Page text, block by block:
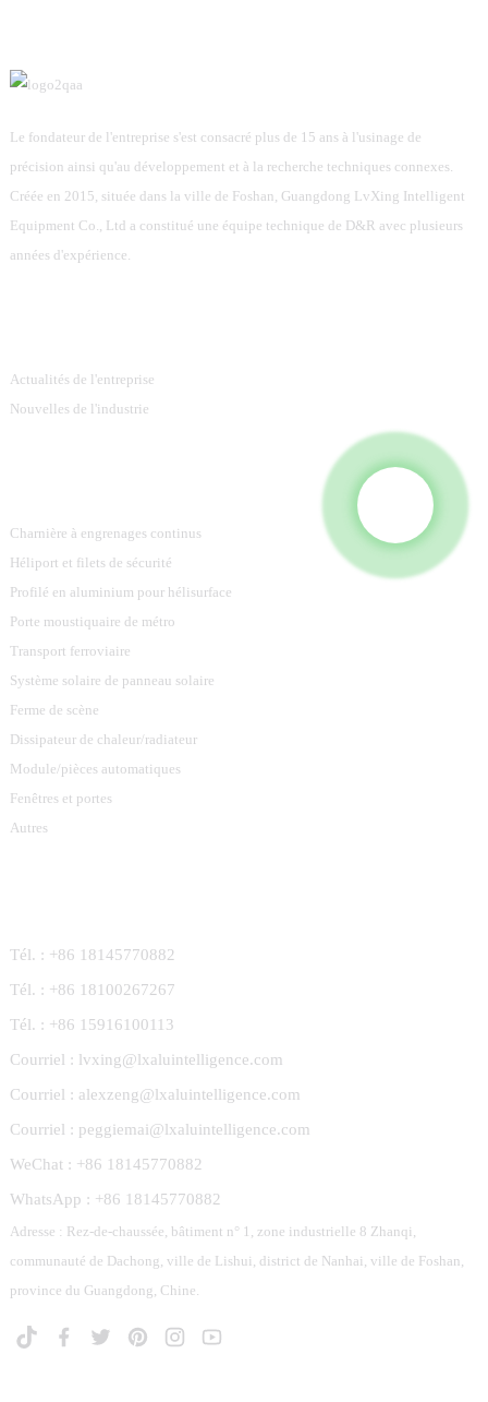
Le fondateur de l'entreprise s'est consacré plus de 15 ans à l'usinage de
précision ainsi qu'au développement et à la recherche techniques connexes.
Créée en 2015, située dans la ville de Foshan, Guangdong LvXing Intelligent
Equipment Co., Ltd a constitué une équipe technique de D&R avec plusieurs
années d'expérience.
Actualités de l'entreprise
Nouvelles de l'industrie
Charnière à engrenages continus
Héliport et filets de sécurité
Profilé en aluminium pour hélisurface
Porte moustiquaire de métro
Transport ferroviaire
Système solaire de panneau solaire
Ferme de scène
Dissipateur de chaleur/radiateur
Module/pièces automatiques
Fenêtres et portes
Autres
Tél. : +86 18145770882
Tél. : +86 18100267267
Tél. : +86 15916100113
Courriel : lvxing@lxaluintelligence.com
Courriel : alexzeng@lxaluintelligence.com
Courriel : peggiemai@lxaluintelligence.com
WeChat : +86 18145770882
WhatsApp : +86 18145770882
Adresse : Rez-de-chaussée, bâtiment n° 1, zone industrielle 8 Zhanqi,
communauté de Dachong, ville de Lishui, district de Nanhai, ville de Foshan,
province du Guangdong, Chine.